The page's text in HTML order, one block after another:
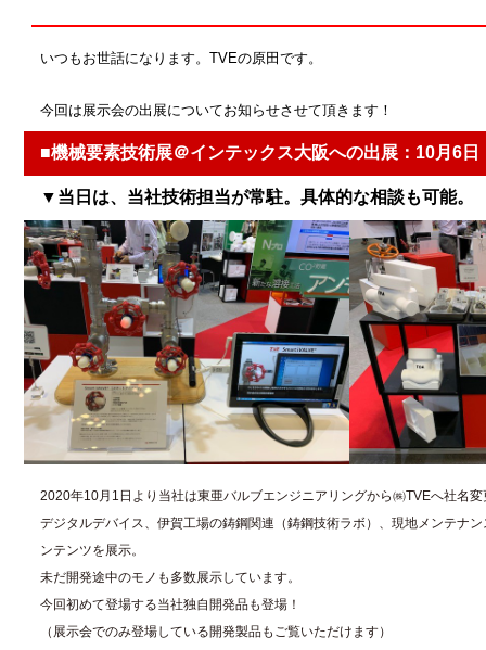
いつもお世話になります。TVEの原田です。
今回は展示会の出展についてお知らせさせて頂きます！
■機械要素技術展＠インテックス大阪への出展：10月6
▼当日は、当社技術担当が常駐。具体的な相談も可能。
2020年10月1日より当社は東亜バルブエンジニアリングから㈱TVEへ社名
デジタルデバイス、伊賀工場の鋳鋼関連（鋳鋼技術ラボ）、現地メンテナ
ンテンツを展示。
未だ開発途中のモノも多数展示しています。
今回初めて登場する当社独自開発品も登場！
（展示会でのみ登場している開発製品もご覧いただけます）